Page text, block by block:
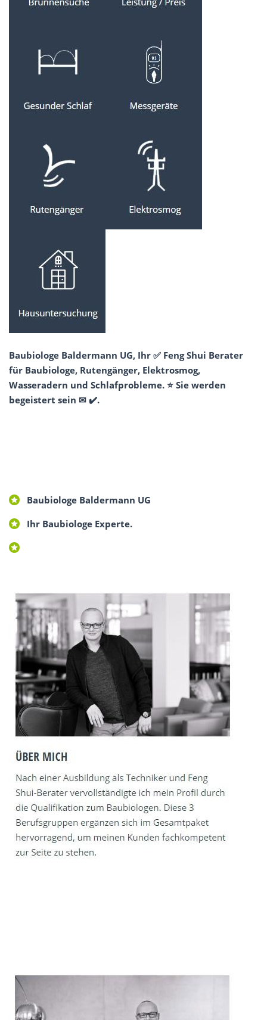
Baubiologe Baldermann UG, Ihr ✅ Feng Shui Berater
für Baubiologe, Rutengänger, Elektrosmog,
Wasseradern und Schlafprobleme. ⭐ Sie werden
begeistert sein ✉ ✔️.
Baubiologe Baldermann UG
Ihr Baubiologe Experte.